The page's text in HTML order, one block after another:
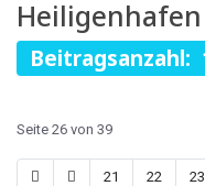
Beitragsanzahl:
Seite 26 von 39
21 22 23